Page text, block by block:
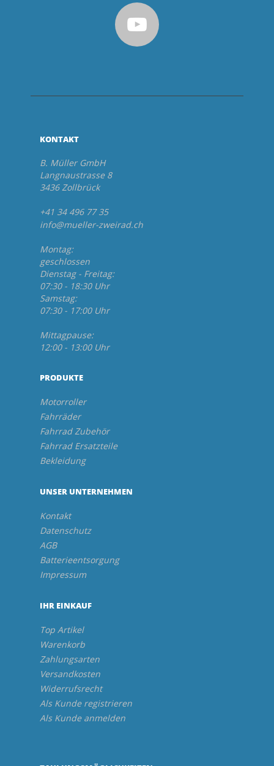
KONTAKT
B. Müller GmbH
Langnaustrasse 8
3436 Zollbrück
+41 34 496 77 35
info@mueller-zweirad.ch
Montag:
geschlossen
Dienstag - Freitag:
07:30 - 18:30 Uhr
Samstag:
07:30 - 17:00 Uhr
Mittagpause:
12:00 - 13:00 Uhr
PRODUKTE
Motorroller
Fahrräder
Fahrrad Zubehör
Fahrrad Ersatzteile
Bekleidung
UNSER UNTERNEHMEN
Kontakt
Datenschutz
AGB
Batterieentsorgung
Impressum
IHR EINKAUF
Top Artikel
Warenkorb
Zahlungsarten
Versandkosten
Widerrufsrecht
Als Kunde registrieren
Als Kunde anmelden